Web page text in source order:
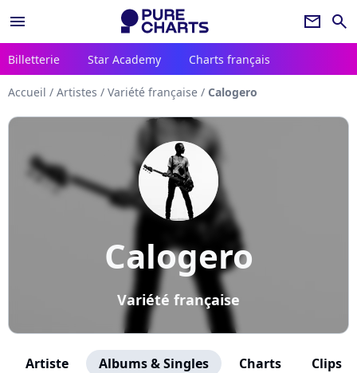
menu newsletter search
Billetterie Star Academy Charts français
Accueil / Artistes / Variété française / Calogero
Calogero
Variété française
Artiste Albums & Singles Charts Clips